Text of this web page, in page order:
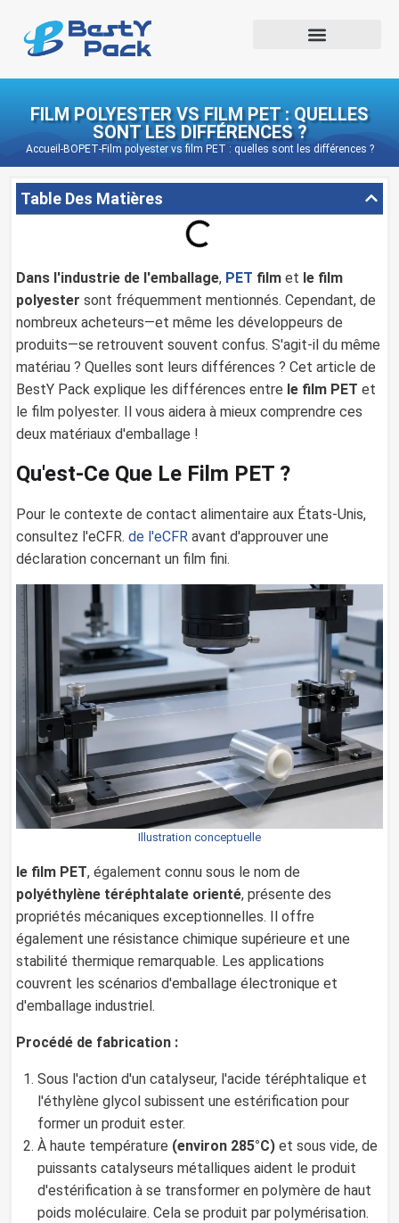
FILM POLYESTER VS FILM PET : QUELLES
SONT LES DIFFÉRENCES ?
Accueil -BOPET-Film polyester vs film PET : quelles sont les différences ?
Table Des Matières
Dans l'industrie de l'emballage, PET film et le film
polyester sont fréquemment mentionnés. Cependant, de
nombreux acheteurs—et même les développeurs de
produits—se retrouvent souvent confus. S'agit-il du même
matériau ? Quelles sont leurs différences ? Cet article de
BestY Pack explique les différences entre le film PET et
le film polyester. Il vous aidera à mieux comprendre ces
deux matériaux d'emballage !
Qu'est-Ce Que Le Film PET ?
Pour le contexte de contact alimentaire aux États-Unis,
consultez l'eCFR. de l'eCFR avant d'approuver une
déclaration concernant un film fini.
Illustration conceptuelle
le film PET, également connu sous le nom de
polyéthylène téréphtalate orienté, présente des
propriétés mécaniques exceptionnelles. Il offre
également une résistance chimique supérieure et une
stabilité thermique remarquable. Les applications
couvrent les scénarios d'emballage électronique et
d'emballage industriel.
Procédé de fabrication :
Sous l'action d'un catalyseur, l'acide téréphtalique et
l'éthylène glycol subissent une estérification pour
former un produit ester.
À haute température (environ 285°C) et sous vide, de
puissants catalyseurs métalliques aident le produit
d'estérification à se transformer en polymère de haut
poids moléculaire. Cela se produit par polymérisation.